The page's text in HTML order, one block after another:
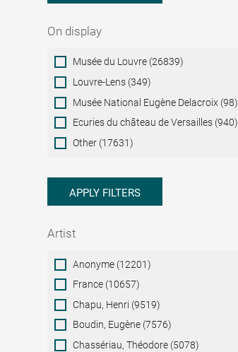
On display
On
display
Musée du Louvre (26839)
Louvre-Lens (349)
Musée National Eugène Delacroix (98)
Ecuries du château de Versailles (940)
Other (17631)
APPLY FILTERS
Artist
ArtistAnonyme (12201)
France (10657)
Chapu, Henri (9519)
Boudin, Eugène (7576)
Chassériau, Théodore (5078)